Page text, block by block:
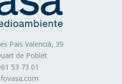
Pais Valencià, 39
de Poblet
53 73 01